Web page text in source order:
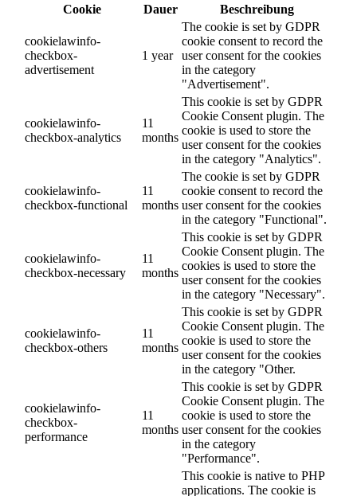
Cookie
Dauer Beschreibung
cookielawinfo-
checkbox-
advertisement
1 year
The cookie is set by GDPR
cookie consent to record the
user consent for the cookies
in the category
"Advertisement".
cookielawinfo-
checkbox-analytics
11
months
This cookie is set by GDPR
Cookie Consent plugin. The
cookie is used to store the
user consent for the cookies
in the category "Analytics".
cookielawinfo-
checkbox-functional
11
months
The cookie is set by GDPR
cookie consent to record the
user consent for the cookies
in the category "Functional".
cookielawinfo-
checkbox-necessary
11
months
This cookie is set by GDPR
Cookie Consent plugin. The
cookies is used to store the
user consent for the cookies
in the category "Necessary".
cookielawinfo-
checkbox-others
11
months
This cookie is set by GDPR
Cookie Consent plugin. The
cookie is used to store the
user consent for the cookies
in the category "Other.
cookielawinfo-
checkbox-
performance
11
months
This cookie is set by GDPR
Cookie Consent plugin. The
cookie is used to store the
user consent for the cookies
in the category
"Performance".
This cookie is native to PHP
applications. The cookie is